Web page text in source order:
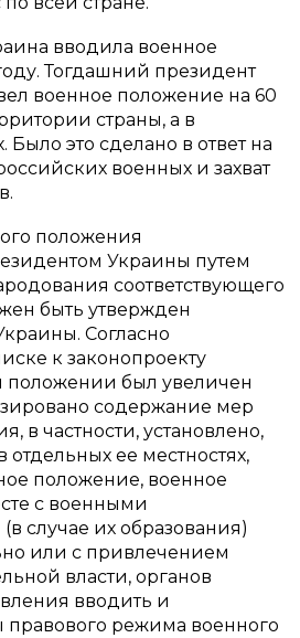
вводила военное
Тогдашний президент
военное положение на 60
страны, а в
Было это сделано в ответ на
военных и захват
положения
Украины путем
соответствующего
быть утвержден
Согласно
к законопроекту
положении был увеличен
содержание мер
в частности, установлено,
отдельных ее местностях,
положение, военное
с военными
случае их образования)
или с привлечением
власти, органов
вводить и
правового режима военного